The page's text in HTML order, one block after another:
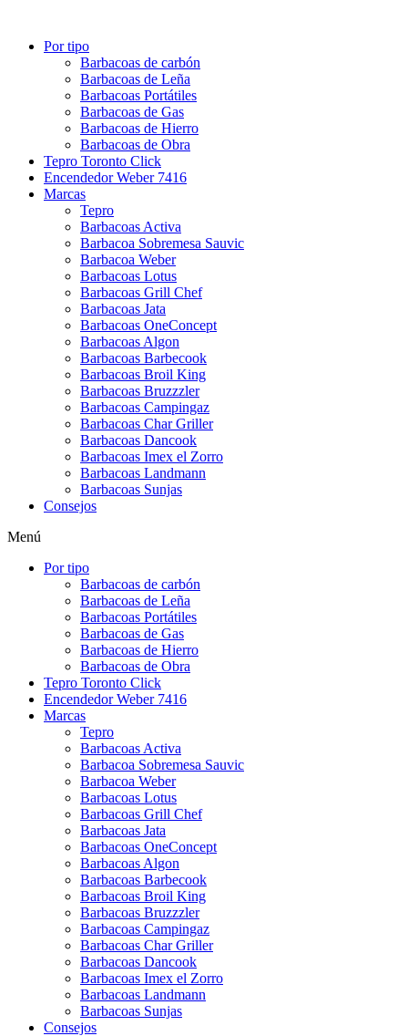
Por tipo
Barbacoas de carbón
Barbacoas de Leña
Barbacoas Portátiles
Barbacoas de Gas
Barbacoas de Hierro
Barbacoas de Obra
Tepro Toronto Click
Encendedor Weber 7416
Marcas
Tepro
Barbacoas Activa
Barbacoa Sobremesa Sauvic
Barbacoa Weber
Barbacoas Lotus
Barbacoas Grill Chef
Barbacoas Jata
Barbacoas OneConcept
Barbacoas Algon
Barbacoas Barbecook
Barbacoas Broil King
Barbacoas Bruzzzler
Barbacoas Campingaz
Barbacoas Char Griller
Barbacoas Dancook
Barbacoas Imex el Zorro
Barbacoas Landmann
Barbacoas Sunjas
Consejos
Menú
Por tipo
Barbacoas de carbón
Barbacoas de Leña
Barbacoas Portátiles
Barbacoas de Gas
Barbacoas de Hierro
Barbacoas de Obra
Tepro Toronto Click
Encendedor Weber 7416
Marcas
Tepro
Barbacoas Activa
Barbacoa Sobremesa Sauvic
Barbacoa Weber
Barbacoas Lotus
Barbacoas Grill Chef
Barbacoas Jata
Barbacoas OneConcept
Barbacoas Algon
Barbacoas Barbecook
Barbacoas Broil King
Barbacoas Bruzzzler
Barbacoas Campingaz
Barbacoas Char Griller
Barbacoas Dancook
Barbacoas Imex el Zorro
Barbacoas Landmann
Barbacoas Sunjas
Consejos